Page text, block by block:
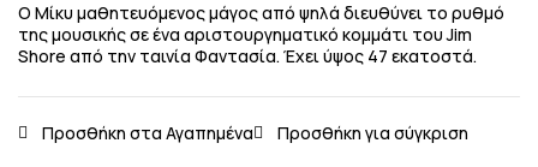
Ο Μίκυ μαθητευόμενος μάγος από ψηλά διευθύνει το ρυθμό
της μουσικής σε ένα αριστουργηματικό κομμάτι του Jim
Shore από την ταινία Φαντασία. Έχει ύψος 47 εκατοστά.